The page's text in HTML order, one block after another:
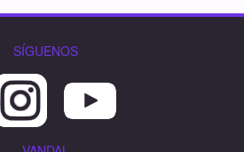
SÍGUENOS